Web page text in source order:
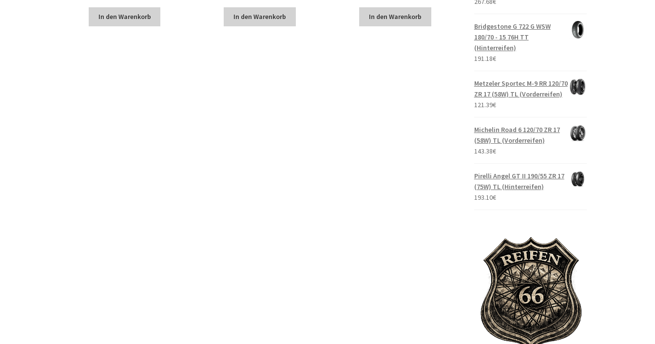
In den Warenkorb In den Warenkorb In den Warenkorb
Bridgestone G 722 G WSW
180/70 - 15 76H TT
(Hinterreifen)
191.18€
Metzeler Sportec M-9 RR 120/70
ZR 17 (58W) TL (Vorderreifen)
121.39€
Michelin Road 6 120/70 ZR 17
(58W) TL (Vorderreifen)
143.38€
Pirelli Angel GT II 190/55 ZR 17
(75W) TL (Hinterreifen)
193.10€